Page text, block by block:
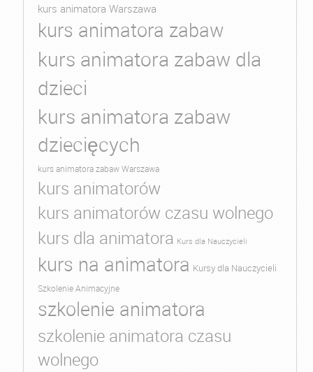
kurs animatora Warszawa
kurs animatora zabaw
kurs animatora zabaw dla
dzieci
kurs animatora zabaw
dziecięcych
kurs animatora zabaw Warszawa
kurs animatorów
kurs animatorów czasu wolnego
kurs dla animatora Kurs dla Nauczycieli
kurs na animatora Kursy dla Nauczycieli
Szkolenie Animacyjne
szkolenie animatora
szkolenie animatora czasu
wolnego